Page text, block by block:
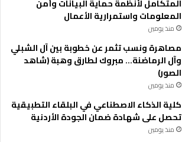
المتكامل لأنظمة حماية البيانات وأمن
المعلومات واستمرارية الأعمال
منذ يومين
مصاهرة ونسب تثمر عن خطوبة بين آل الشبلي
وآل الرماضنة… مبروك لطارق وهبة (شاهد
الصور)
منذ يومين
كلية الذكاء الاصطناعي في البلقاء التطبيقية
تحصل على شهادة ضمان الجودة الأردنية
منذ يومين